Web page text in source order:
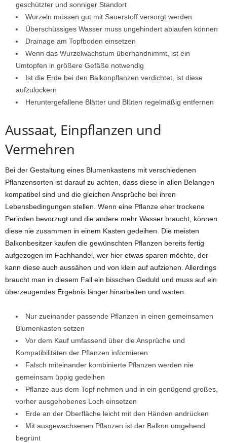
geschützter und sonniger Standort
Wurzeln müssen gut mit Sauerstoff versorgt werden
Überschüssiges Wasser muss ungehindert ablaufen können
Drainage am Topfboden einsetzen
Wenn das Wurzelwachstum überhandnimmt, ist ein
Umtopfen in größere Gefäße notwendig
Ist die Erde bei den Balkonpflanzen verdichtet, ist diese
aufzulockern
Heruntergefallene Blätter und Blüten regelmäßig entfernen
Aussaat, Einpflanzen und
Vermehren
Bei der Gestaltung eines Blumenkastens mit verschiedenen
Pflanzensorten ist darauf zu achten, dass diese in allen Belangen
kompatibel sind und die gleichen Ansprüche bei ihren
Lebensbedingungen stellen. Wenn eine Pflanze eher trockene
Perioden bevorzugt und die andere mehr Wasser braucht, können
diese nie zusammen in einem Kasten gedeihen. Die meisten
Balkonbesitzer kaufen die gewünschten Pflanzen bereits fertig
aufgezogen im Fachhandel, wer hier etwas sparen möchte, der
kann diese auch aussähen und von klein auf aufziehen. Allerdings
braucht man in diesem Fall ein bisschen Geduld und muss auf ein
überzeugendes Ergebnis länger hinarbeiten und warten.
Nur zueinander passende Pflanzen in einen gemeinsamen
Blumenkasten setzen
Vor dem Kauf umfassend über die Ansprüche und
Kompatibilitäten der Pflanzen informieren
Falsch miteinander kombinierte Pflanzen werden nie
gemeinsam üppig gedeihen
Pflanze aus dem Topf nehmen und in ein genügend großes,
vorher ausgehobenes Loch einsetzen
Erde an der Oberfläche leicht mit den Händen andrücken
Mit ausgewachsenen Pflanzen ist der Balkon umgehend
begrünt